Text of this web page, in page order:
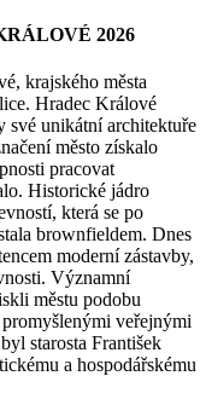
2026
krajského města
Hradec Králové
své unikátní architektuře
město získalo
pracovat
Historické jádro
která se po
brownfieldem. Dnes
moderní zástavby,
Významní
městu podobu
veřejnými
starosta František
a hospodářskému